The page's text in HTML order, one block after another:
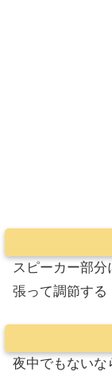
スピーカー部
張って調節する
夜中でもないな